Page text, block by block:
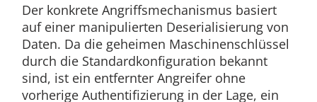
Der konkrete Angriffsmechanismus basiert
auf einer manipulierten Deserialisierung von
Daten. Da die geheimen Maschinenschlüssel
durch die Standardkonfiguration bekannt
sind, ist ein entfernter Angreifer ohne
vorherige Authentifizierung in der Lage, ein